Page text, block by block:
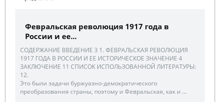
Февральская революция 1917 года в
России и ее...
СОДЕРЖАНИЕ ВВЕДЕНИЕ 3 1. ФЕВРАЛЬСКАЯ РЕВОЛЮЦИЯ
1917 ГОДА В РОССИИ И ЕЕ ИСТОРИЧЕСКОЕ ЗНАЧЕНИЕ 4
ЗАКЛЮЧЕНИЕ 11 СПИСОК ИСПОЛЬЗОВАННОЙ ЛИТЕРАТУРЫ:
12.
Это были задачи буржуазно-демократического
преобразования страны, поэтому и Февральская, как и ...